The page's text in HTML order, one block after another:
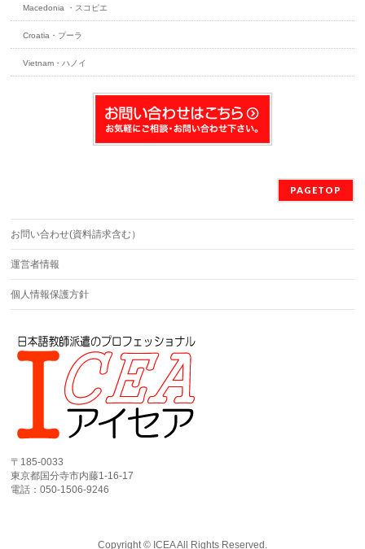
Macedonia ・スコピエ
Croatia・プーラ
Vietnam・ハノイ
PAGETOP
お問い合わせ(資料請求含む）
運営者情報
個人情報保護方針
〒185-0033
東京都国分寺市内藤1-16-17
電話：050-1506-9246
Copyright © ICEAAll Rights Reserved.